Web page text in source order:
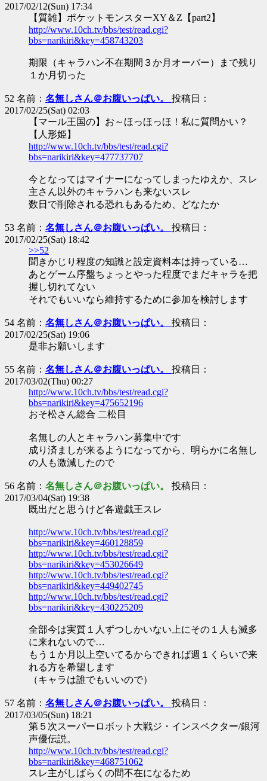
2017/02/12(Sun) 17:34
【質雑】ポケットモンスターXY＆Z【part2】
http://www.10ch.tv/bbs/test/read.cgi?
bbs=narikiri&key=458743203
期限（キャラハン不在期間３か月オーバー）まで残り
１か月切った
52 名前： 名無しさん＠お腹いっぱい。 投稿日：
2017/02/25(Sat) 02:03
【マール王国の】お～ほっほっほ！私に質問かい？
【人形姫】
http://www.10ch.tv/bbs/test/read.cgi?
bbs=narikiri&key=477737707
今となってはマイナーになってしまったゆえか、スレ
主さん以外のキャラハンも来ないスレ
数日で削除される恐れもあるため、どなたか
53 名前： 名無しさん＠お腹いっぱい。 投稿日：
2017/02/25(Sat) 18:42
>>52
聞きかじり程度の知識と設定資料本は持っている…
あとゲーム序盤ちょっとやった程度でまだキャラを把
握し切れてない
それでもいいなら維持するために参加を検討します
54 名前： 名無しさん＠お腹いっぱい。 投稿日：
2017/02/25(Sat) 19:06
是非お願いします
55 名前： 名無しさん＠お腹いっぱい。 投稿日：
2017/03/02(Thu) 00:27
http://www.10ch.tv/bbs/test/read.cgi?
bbs=narikiri&key=475652196
おそ松さん総合 二松目
名無しの人とキャラハン募集中です
成り済ましが来るようになってから、明らかに名無し
の人も激減したので
56 名前： 名無しさん＠お腹いっぱい。 投稿日：
2017/03/04(Sat) 19:38
既出だと思うけど各遊戯王スレ
http://www.10ch.tv/bbs/test/read.cgi?
bbs=narikiri&key=460128859
http://www.10ch.tv/bbs/test/read.cgi?
bbs=narikiri&key=453026649
http://www.10ch.tv/bbs/test/read.cgi?
bbs=narikiri&key=449402745
http://www.10ch.tv/bbs/test/read.cgi?
bbs=narikiri&key=430225209
全部今は実質１人ずつしかいない上にその１人も滅多
に来れないので…
もう１か月以上空いてるからできれば週１くらいで来
れる方を希望します
（キャラは誰でもいいので）
57 名前： 名無しさん＠お腹いっぱい。 投稿日：
2017/03/05(Sun) 18:21
第５次スーパーロボット大戦ジ・インスペクター/銀河
声優伝説。
http://www.10ch.tv/bbs/test/read.cgi?
bbs=narikiri&key=468751062
スレ主がしばらくの間不在になるため